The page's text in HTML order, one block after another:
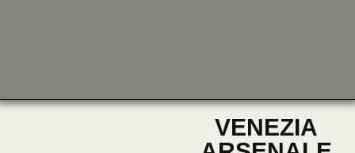
VENEZIA